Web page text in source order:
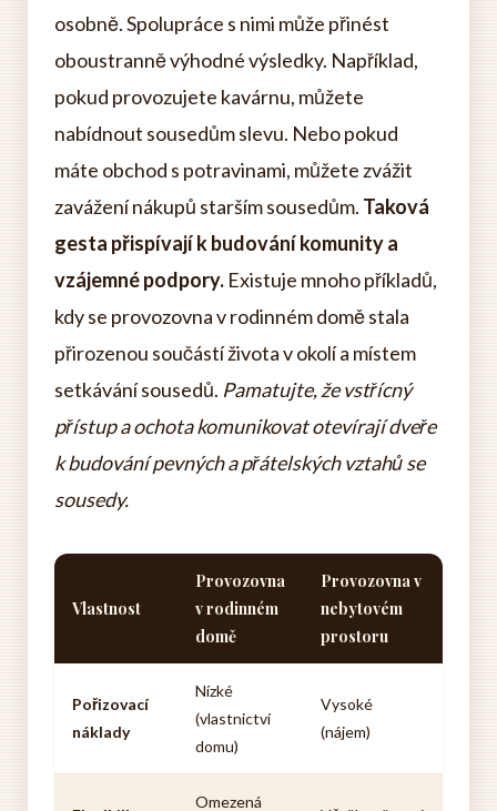
osobně. Spolupráce s nimi může přinést
oboustranně výhodné výsledky. Například,
pokud provozujete kavárnu, můžete
nabídnout sousedům slevu. Nebo pokud
máte obchod s potravinami, můžete zvážit
zavážení nákupů starším sousedům. Taková
gesta přispívají k budování komunity a
vzájemné podpory. Existuje mnoho příkladů,
kdy se provozovna v rodinném domě stala
přirozenou součástí života v okolí a místem
setkávání sousedů. Pamatujte, že vstřícný
přístup a ochota komunikovat otevírají dveře
k budování pevných a přátelských vztahů se
sousedy.
Vlastnost
Provozovna
v rodinném
domě
Provozovna v
nebytovém
prostoru
Pořizovací
náklady
Nízké
(vlastnictví
domu)
Vysoké
(nájem)
Omezená